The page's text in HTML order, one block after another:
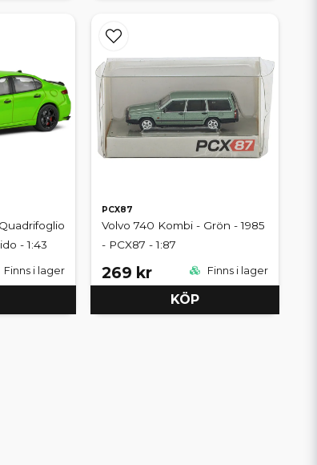
- 1:43
Finns i lager
PCX87
Volvo 740 Kombi - Grön - 1985
- PCX87 - 1:87
269 kr Finns i lager
KÖP